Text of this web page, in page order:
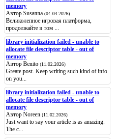
memory
Автор Susanna (04.03.2026)
Великолепное игровая платформа,
продолжайте в том ...
library initialization failed - unable to
allocate file descriptor table - out of
memory
Автор Benito (11.02.2026)
Greate post. Keep writing such kind of info
on you...
library initialization failed - unable to
allocate file descriptor table - out of
memory
Автор Noreen (11.02.2026)
Just want to say your article is as amazing.
The c...